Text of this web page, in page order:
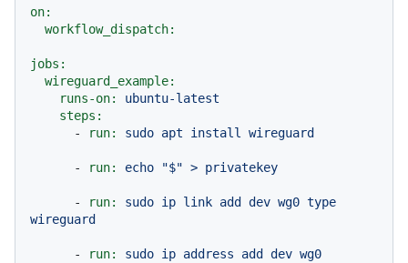
on:
workflow_dispatch:
jobs:
wireguard_example:
runs-on:
ubuntu-latest
steps:
-
run: sudo apt install wireguard
- run: echo "$" > privatekey
- run: sudo ip link add dev wg0 type
wireguard
- run: sudo ip address add dev wg0